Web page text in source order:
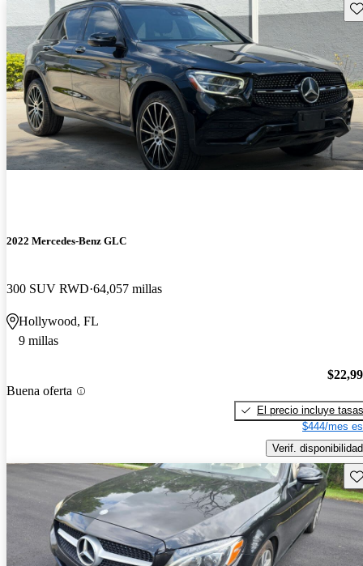
2022 Mercedes-Benz GLC
300 SUV RWD 64,057 millas
Hollywood, FL
9 millas
Buena oferta
El precio incluye tasas
$444/mes
Verif. disponibilidad